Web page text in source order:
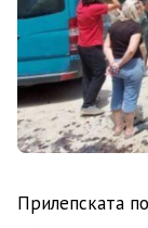
Прилепската